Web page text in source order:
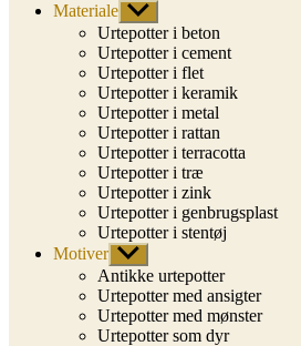
Materiale Vis
undermenu
Urtepotter i beton
Urtepotter i cement
Urtepotter i flet
Urtepotter i keramik
Urtepotter i metal
Urtepotter i rattan
Urtepotter i terracotta
Urtepotter i træ
Urtepotter i zink
Urtepotter i genbrugsplast
Urtepotter i stentøj
Motiver Vis
undermenu
Antikke urtepotter
Urtepotter med ansigter
Urtepotter med mønster
Urtepotter som dyr